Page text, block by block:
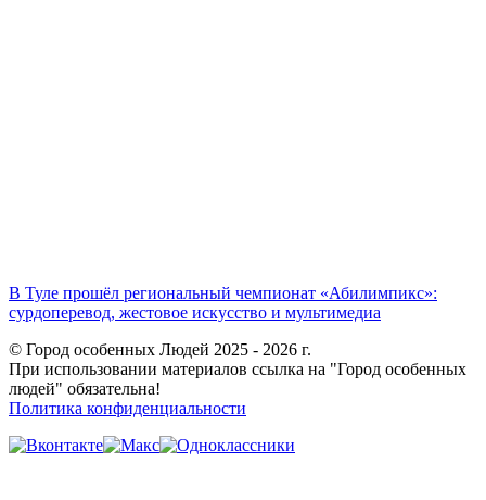
В Туле прошёл региональный чемпионат «Абилимпикс»:
сурдоперевод, жестовое искусство и мультимедиа
© Город особенных Людей 2025 - 2026 г.
При использовании материалов ссылка на "Город особенных
людей" обязательна!
Политика конфиденциальности